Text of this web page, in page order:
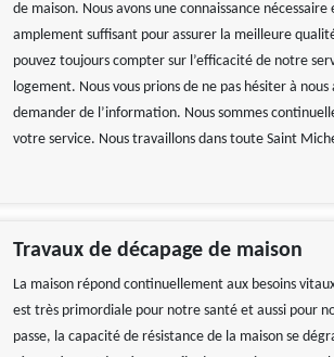
de maison. Nous avons une connaissance
amplement suffisant pour assurer la meilleure
pouvez toujours compter sur l’efficacité de notre
logement. Nous vous prions de ne pas hésiter à
demander de l’information. Nous sommes
votre service. Nous travaillons dans toute Saint
Travaux de décapage de maison
La maison répond continuellement aux besoins
est très primordiale pour notre santé et aussi pour
passe, la capacité de résistance de la maison se